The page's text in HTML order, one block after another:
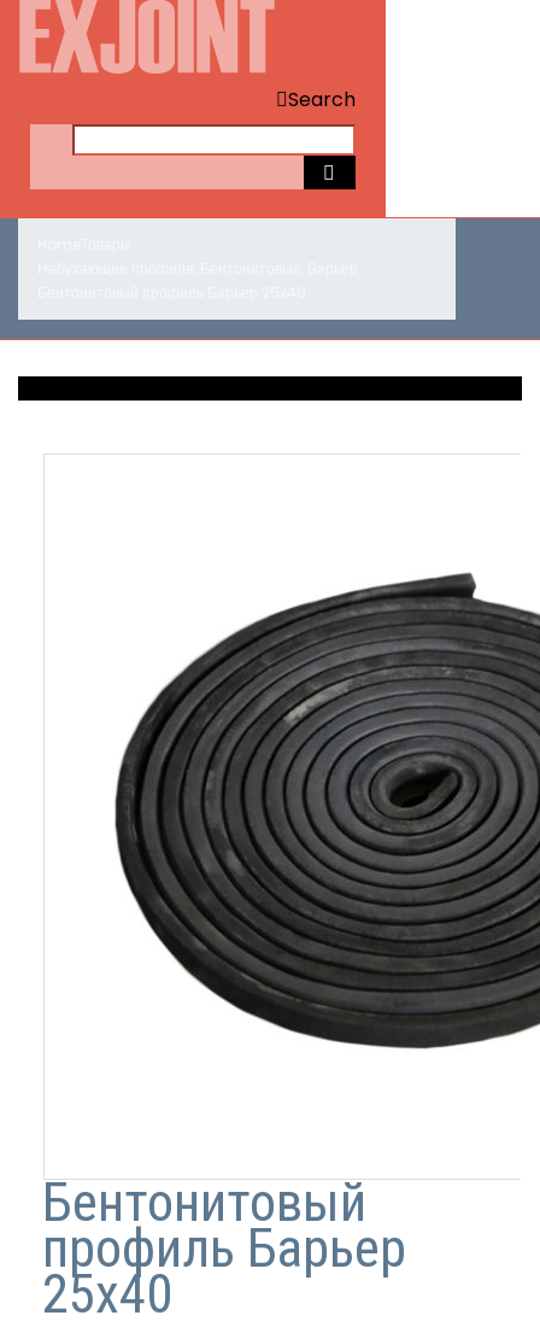
Search
Бентонитовый
профиль Барьер
25х40